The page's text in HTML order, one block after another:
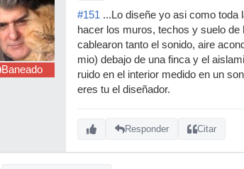
Baneado
#151 ...Lo diseñe yo asi como toda
hacer los muros, techos y suelo
cablearon tanto el sonido, aire
mio) debajo de una finca y el
ruido en el interior medido en un
eres tu el diseñador.
Responder Citar